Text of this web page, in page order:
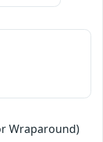
Wraparound)